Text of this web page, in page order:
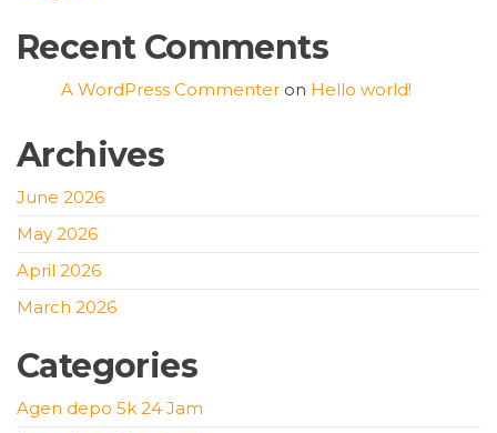
Recent Comments
A WordPress Commenter on Hello world!
Archives
June 2026
May 2026
April 2026
March 2026
Categories
Agen depo 5k 24 Jam